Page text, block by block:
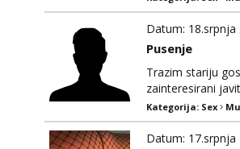
Datum: 18.srpnja
Pusenje
Trazim stariju
zainteresirani
0998664382 na
Kategorija: Sex
Datum: 17.srpnja